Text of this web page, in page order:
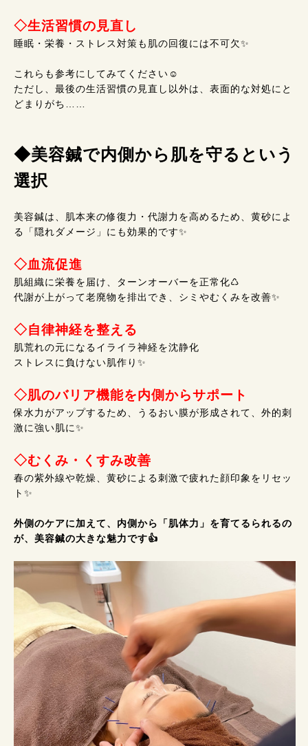
◇生活習慣の見直し
睡眠・栄養・ストレス対策も肌の回復には不可欠✨️
これらも参考にしてみてください☺️
ただし、最後の生活習慣の見直し以外は、表面的な対処にと
どまりがち……
◆美容鍼で内側から肌を守るという
選択
美容鍼は、肌本来の修復力・代謝力を高めるため、黄砂によ
る「隠れダメージ」にも効果的です✨️
◇血流促進
肌組織に栄養を届け、ターンオーバーを正常化♺
代謝が上がって老廃物を排出でき、シミやむくみを改善✨️
◇自律神経を整える
肌荒れの元になるイライラ神経を沈静化
ストレスに負けない肌作り✨️
◇肌のバリア機能を内側からサポート
保水力がアップするため、うるおい膜が形成されて、外的刺
激に強い肌に✨️
◇むくみ・くすみ改善
春の紫外線や乾燥、黄砂による刺激で疲れた顔印象をリセッ
ト✨️
外側のケアに加えて、内側から「肌体力」を育てるられるの
が、美容鍼の大きな魅力です👍️